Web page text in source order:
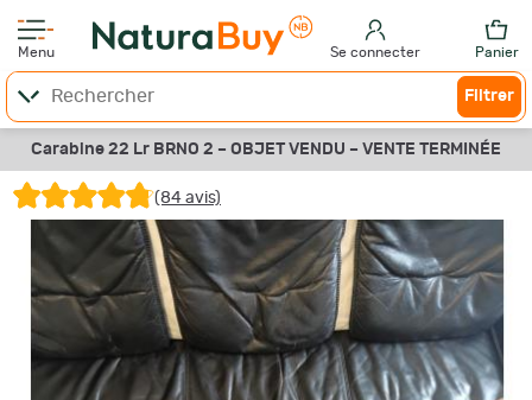
Menu Se connecter Panier
Filtrer
Carabine 22 Lr BRNO 2 – OBJET VENDU – VENTE TERMINÉE
(84 avis)